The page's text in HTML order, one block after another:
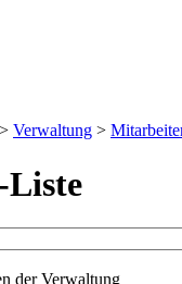
> Verwaltung >
Liste
der Verwaltung